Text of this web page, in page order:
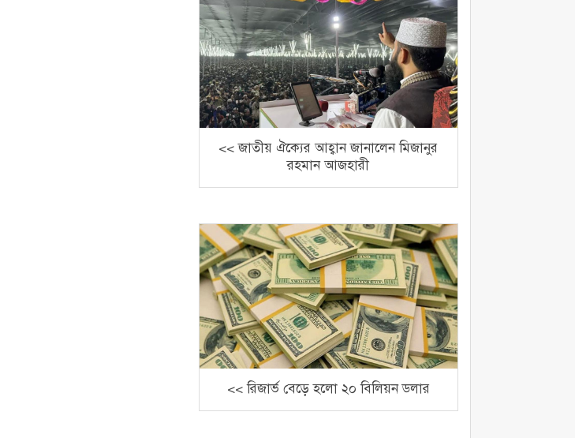
<< জাতীয় ঐক্যের আহ্বান জানালেন মিজানুর
রহমান আজহারী
<< রিজার্ভ বেড়ে হলো ২০ বিলিয়ন ডলার